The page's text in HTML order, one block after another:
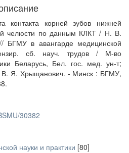
контакта корней зубов нижней
челюсти по данным КЛКТ / Н. В.
в авангарде медицинской
сб. науч. трудов / М-во
Беларусь, Бел. гос. мед. ун-т;
В. Я. Хрыщанович. - Минск : БГМУ,
30382
науки и практики [80]